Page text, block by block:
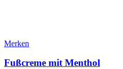
Merken
Fußcreme mit Menthol